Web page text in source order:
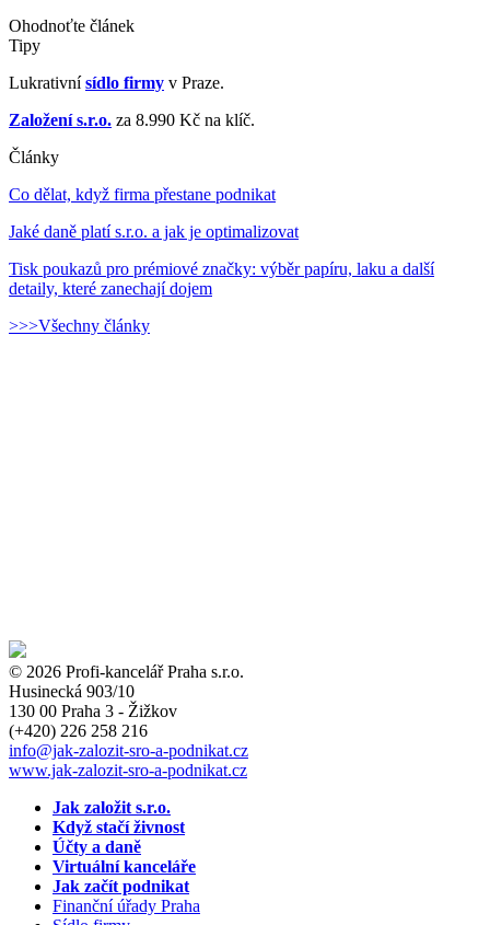
Ohodnoťte článek
Tipy
Lukrativnísídlo firmy v Praze.
Založení s.r.o. za 8.990 Kč na klíč.
Články
Co dělat, když firma přestane podnikat
Jaké daně platí s.r.o. a jak je optimalizovat
Tisk poukazů pro prémiové značky: výběr papíru, laku a další
detaily, které zanechají dojem
>>>Všechny články
© 2026 Profi-kancelář Praha s.r.o.
Husinecká 903/10
130 00 Praha 3 - Žižkov
(+420) 226 258 216
info@jak-zalozit-sro-a-podnikat.cz
www.jak-zalozit-sro-a-podnikat.cz
Jak založit s.r.o.
Když stačí živnost
Účty a daně
Virtuální kanceláře
Jak začít podnikat
Finanční úřady Praha